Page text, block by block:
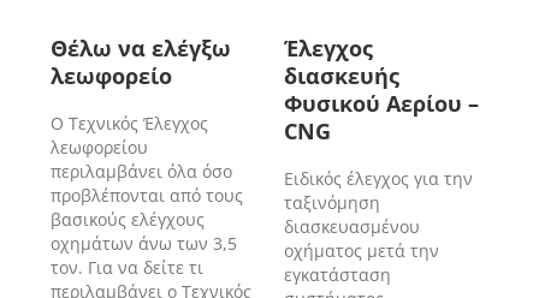
Θέλω να ελέγξω
λεωφορείο
Ο Τεχνικός Έλεγχος
λεωφορείου
περιλαμβάνει όλα όσο
προβλέπονται από τους
βασικούς ελέγχους
οχημάτων άνω των 3,5
τον. Για να δείτε τι
περιλαμβάνει ο Τεχνικός
Έλεγχος
διασκευής
Φυσικού Αερίου –
CNG
Ειδικός έλεγχος για την
ταξινόμηση
διασκευασμένου
οχήματος μετά την
εγκατάσταση